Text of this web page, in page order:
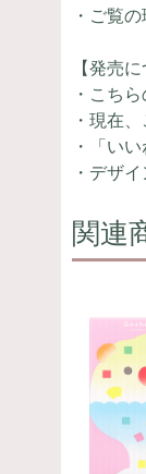
・ご覧
【発売に
・こち
・現在
・「い
・デザ
関連